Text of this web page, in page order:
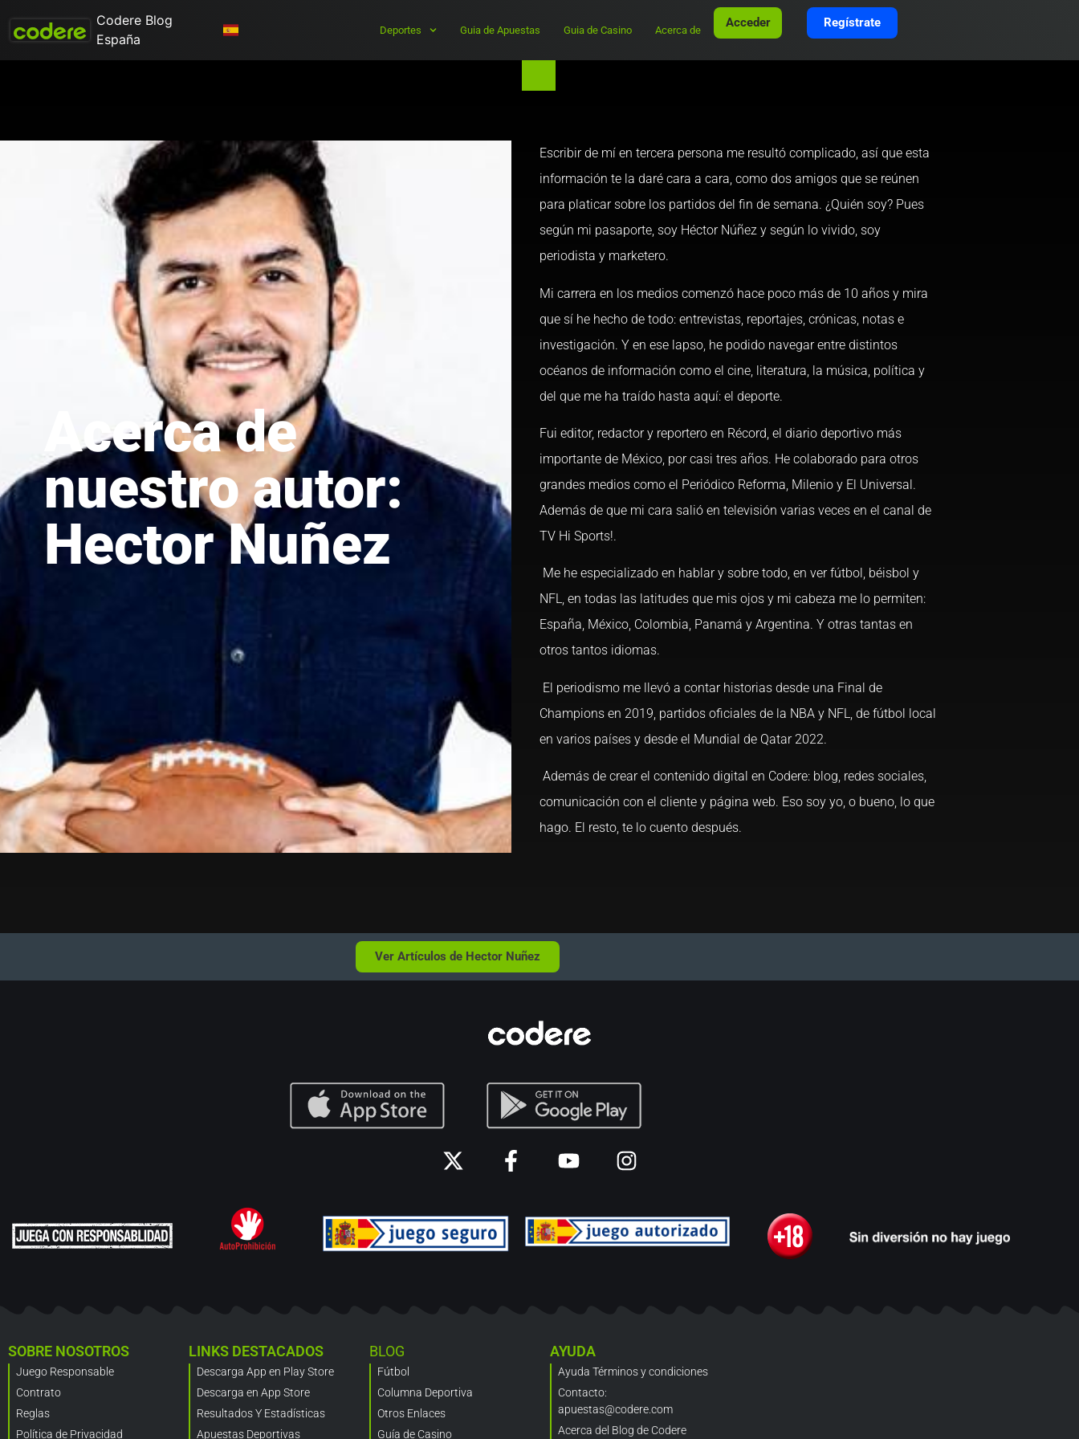
Codere Blog
España
Deportes Guia de Apuestas Guia de Casino Acerca de
Acceder Regístrate
Acerca de
nuestro autor:
Hector Nuñez
Escribir de mí en tercera persona me resultó complicado, así que esta
información te la daré cara a cara, como dos amigos que se reúnen
para platicar sobre los partidos del fin de semana. ¿Quién soy? Pues
según mi pasaporte, soy Héctor Núñez y según lo vivido, soy
periodista y marketero.
Mi carrera en los medios comenzó hace poco más de 10 años y mira
que sí he hecho de todo: entrevistas, reportajes, crónicas, notas e
investigación. Y en ese lapso, he podido navegar entre distintos
océanos de información como el cine, literatura, la música, política y
del que me ha traído hasta aquí: el deporte.
Fui editor, redactor y reportero en Récord, el diario deportivo más
importante de México, por casi tres años. He colaborado para otros
grandes medios como el Periódico Reforma, Milenio y El Universal.
Además de que mi cara salió en televisión varias veces en el canal de
TV Hi Sports!.
Me he especializado en hablar y sobre todo, en ver fútbol, béisbol y
NFL, en todas las latitudes que mis ojos y mi cabeza me lo permiten:
España, México, Colombia, Panamá y Argentina. Y otras tantas en
otros tantos idiomas.
El periodismo me llevó a contar historias desde una Final de
Champions en 2019, partidos oficiales de la NBA y NFL, de fútbol local
en varios países y desde el Mundial de Qatar 2022.
Además de crear el contenido digital en Codere: blog, redes sociales,
comunicación con el cliente y página web. Eso soy yo, o bueno, lo que
hago. El resto, te lo cuento después.
Ver Artículos de Hector Nuñez
SOBRE NOSOTROS
Juego Responsable
Contrato
Reglas
Política de Privacidad
LINKS DESTACADOS
Descarga App en Play Store
Descarga en App Store
Resultados Y Estadísticas
Apuestas Deportivas
BLOG
Fútbol
Columna Deportiva
Otros Enlaces
Guía de Casino
AYUDA
Ayuda Términos y condiciones
Contacto:
apuestas@codere.com
Acerca del Blog de Codere